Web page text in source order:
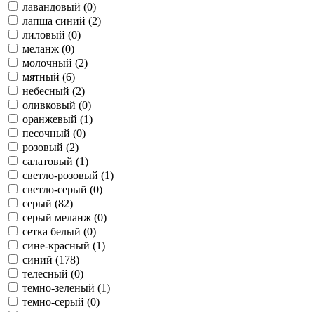
лавандовый (0)
лапша синий (2)
лиловый (0)
меланж (0)
молочный (2)
мятный (6)
небесный (2)
оливковый (0)
оранжевый (1)
песочный (0)
розовый (2)
салатовый (1)
светло-розовый (1)
светло-серый (0)
серый (82)
серый меланж (0)
сетка белый (0)
сине-красный (1)
синий (178)
телесный (0)
темно-зеленый (1)
темно-серый (0)